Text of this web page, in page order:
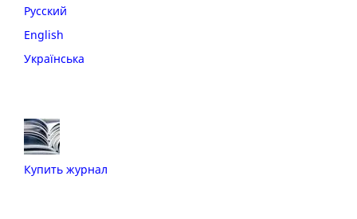
Русский
English
Українська
Купить журнал